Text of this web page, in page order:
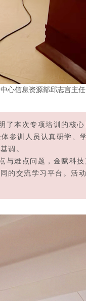
心信息资源部邱志言主任
本次专项培训的核
参训人员认真研学、
调。
难点问题，金赋科
的交流学习平台。活